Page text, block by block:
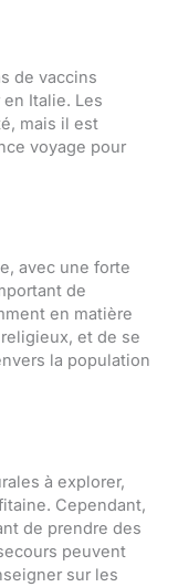
de vaccins
Italie. Les
mais il est
voyage pour
avec une forte
de
en matière
et de se
la population
à explorer,
Cependant,
de prendre des
peuvent
sur les